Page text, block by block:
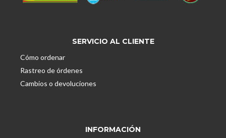
SERVICIO AL CLIENTE
Cómo ordenar
Rastreo de órdenes
Cambios o devoluciones
INFORMACIÓN